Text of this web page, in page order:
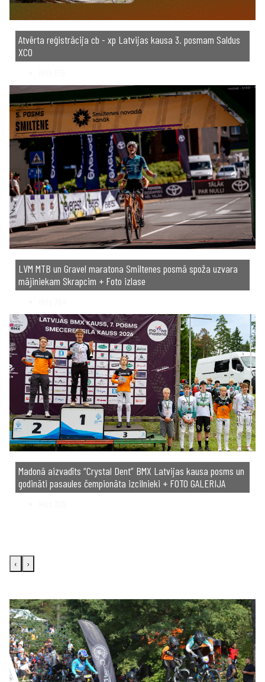
Atvērta reģistrācija cb - xp Latvijas kausa 3. posmam Saldus
XCO
LVM MTB un Gravel maratona Smiltenes posmā spoža uzvara
mājiniekam Skrapcim + Foto izlase
Madonā aizvadīts “Crystal Dent” BMX Latvijas kausa posms un
godināti pasaules čempionāta izcilnieki + FOTO GALERIJA
‹ ›